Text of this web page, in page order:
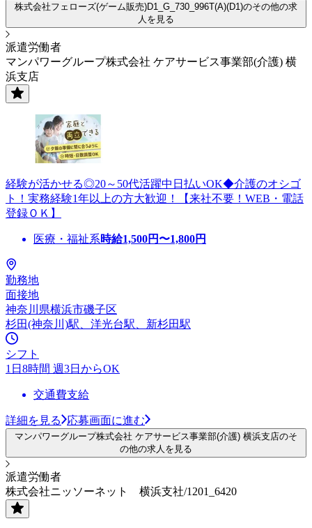
株式会社フェローズ(ゲーム販売)D1_G_730_996T(A)(D1)のその他の求
人を見る
派遣労働者
マンパワーグループ株式会社 ケアサービス事業部(介護) 横
浜支店
経験が活かせる◎20～50代活躍中日払いOK◆介護のオシゴ
ト！実務経験1年以上の方大歓迎！【来社不要！WEB・電話
登録ＯＫ】
医療・福祉系時給1,500円〜1,800円
勤務地
面接地
神奈川県横浜市磯子区
杉田(神奈川)駅、洋光台駅、新杉田駅
シフト
1日8時間 週3日からOK
交通費支給
詳細を見る 応募画面に進む
マンパワーグループ株式会社 ケアサービス事業部(介護) 横浜支店のそ
の他の求人を見る
派遣労働者
株式会社ニッソーネット 横浜支社/1201_6420